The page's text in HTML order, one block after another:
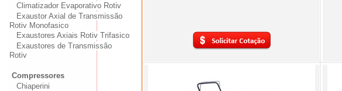
Climatizador Evaporativo Rotiv
Exaustor Axial de Transmissão
Rotiv Monofasico
Exaustores Axiais Rotiv Trifasico
Exaustores de Transmissão
Rotiv
Compressores
Chiaperini